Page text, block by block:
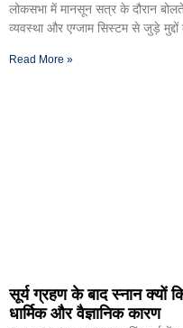
लोकसभा में मानसून सत्र के दौरान बोलते
व्यवस्था और एग्जाम सिस्टम से जुड़े मुद्दों
Read More »
सूर्य ग्रहण के बाद स्नान क्यों
धार्मिक और वैज्ञानिक कारण